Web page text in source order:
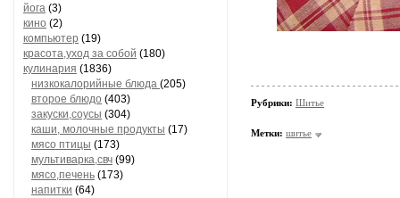
йога (3)
кино (2)
компьютер (19)
красота,уход за собой (180)
кулинария (1836)
низкокалорийные блюда (205)
второе блюдо (403)
закуски,соусы (304)
каши, молочные продукты (17)
мясо птицы (173)
мультиварка,свч (99)
мясо,печень (173)
напитки (64)
Рубрики: Шитье
Метки: шитье